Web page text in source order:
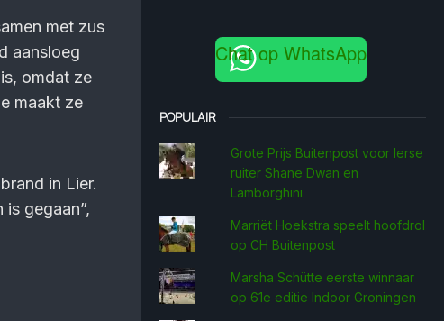
met zus
aansloeg
omdat ze
maakt ze
in Lier.
gegaan”,
Chat op WhatsApp
POPULAIR
Grote Prijs Buitenpost voor Ierse
ruiter Shane Dwan en
Lamborghini
Marriët Hoekstra speelt hoofdrol
op CH Buitenpost
Marsha Schütte eerste win­naar
op 61e editie Indoor Groningen